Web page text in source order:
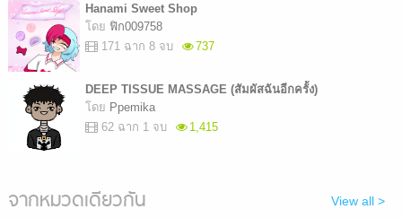
Hanami Sweet Shop
โดย ฟิก009758
171 ฉาก 8 จบ
737
DEEP TISSUE MASSAGE ​(สัมผัสฉันอีกครั้ง)
โดย Ppemika​
62 ฉาก 1 จบ
1,415
จากหมวดเดียวกัน View all >